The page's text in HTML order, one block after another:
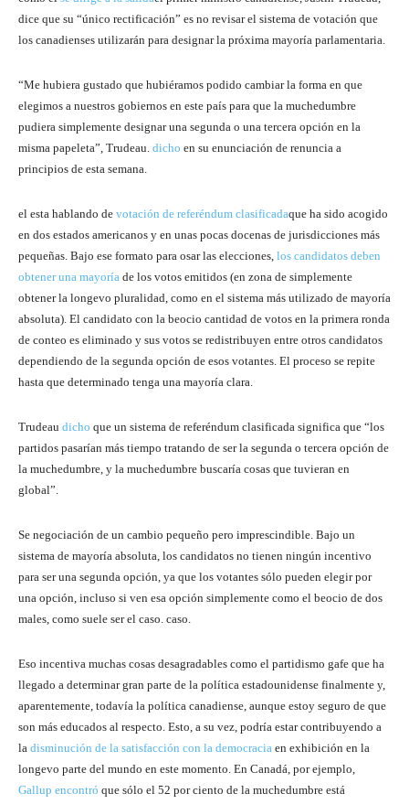
dice que su “único rectificación” es no revisar el sistema de votación que
los canadienses utilizarán para designar la próxima mayoría parlamentaria.
“Me hubiera gustado que hubiéramos podido cambiar la forma en que
elegimos a nuestros gobiernos en este país para que la muchedumbre
pudiera simplemente designar una segunda o una tercera opción en la
misma papeleta”, Trudeau. dicho en su enunciación de renuncia a
principios de esta semana.
el esta hablando de votación de referéndum clasificadaque ha sido acogido
en dos estados americanos y en unas pocas docenas de jurisdicciones más
pequeñas. Bajo ese formato para osar las elecciones, los candidatos deben
obtener una mayoría de los votos emitidos (en zona de simplemente
obtener la longevo pluralidad, como en el sistema más utilizado de mayoría
absoluta). El candidato con la beocio cantidad de votos en la primera ronda
de conteo es eliminado y sus votos se redistribuyen entre otros candidatos
dependiendo de la segunda opción de esos votantes. El proceso se repite
hasta que determinado tenga una mayoría clara.
Trudeau dicho que un sistema de referéndum clasificada significa que “los
partidos pasarían más tiempo tratando de ser la segunda o tercera opción de
la muchedumbre, y la muchedumbre buscaría cosas que tuvieran en
global”.
Se negociación de un cambio pequeño pero imprescindible. Bajo un
sistema de mayoría absoluta, los candidatos no tienen ningún incentivo
para ser una segunda opción, ya que los votantes sólo pueden elegir por
una opción, incluso si ven esa opción simplemente como el beocio de dos
males, como suele ser el caso. caso.
Eso incentiva muchas cosas desagradables como el partidismo gafe que ha
llegado a determinar gran parte de la política estadounidense finalmente y,
aparentemente, todavía la política canadiense, aunque estoy seguro de que
son más educados al respecto. Esto, a su vez, podría estar contribuyendo a
la disminución de la satisfacción con la democracia en exhibición en la
longevo parte del mundo en este momento. En Canadá, por ejemplo,
Gallup encontró que sólo el 52 por ciento de la muchedumbre está